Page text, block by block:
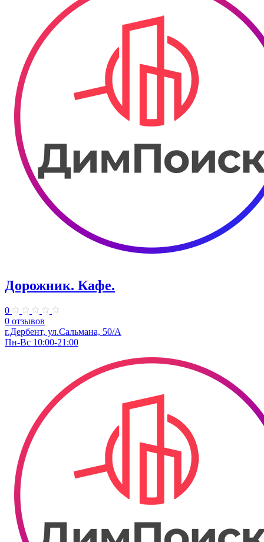
Дорожник. Кафе.
0
0 отзывов
г.Дербент, ул.Сальмана, 50/А
Пн-Вс 10:00-21:00